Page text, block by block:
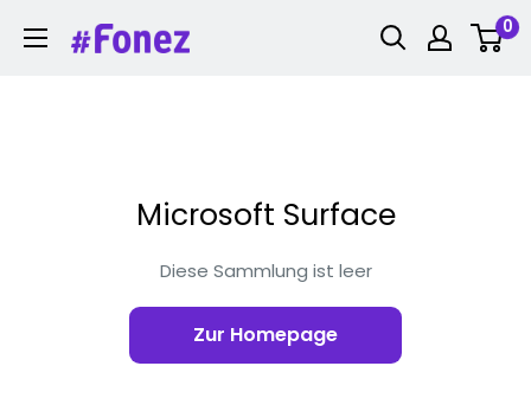
Inhalt
Fonez 0
Microsoft Surface
Diese Sammlung ist leer
Zur Homepage